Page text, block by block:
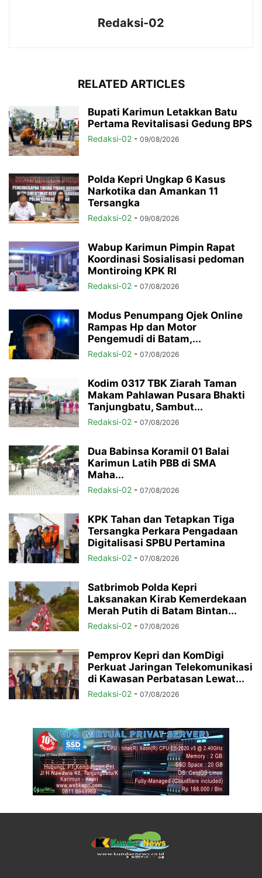
Redaksi-02
RELATED ARTICLES
Bupati Karimun Letakkan Batu
Pertama Revitalisasi Gedung BPS
Redaksi-02 - 09/08/2026
Polda Kepri Ungkap 6 Kasus
Narkotika dan Amankan 11
Tersangka
Redaksi-02 - 09/08/2026
Wabup Karimun Pimpin Rapat
Koordinasi Sosialisasi pedoman
Montiroing KPK RI
Redaksi-02 - 07/08/2026
Modus Penumpang Ojek Online
Rampas Hp dan Motor
Pengemudi di Batam,...
Redaksi-02 - 07/08/2026
Kodim 0317 TBK Ziarah Taman
Makam Pahlawan Pusara Bhakti
Tanjungbatu, Sambut...
Redaksi-02 - 07/08/2026
Dua Babinsa Koramil 01 Balai
Karimun Latih PBB di SMA
Maha...
Redaksi-02 - 07/08/2026
KPK Tahan dan Tetapkan Tiga
Tersangka Perkara Pengadaan
Digitalisasi SPBU Pertamina
Redaksi-02 - 07/08/2026
Satbrimob Polda Kepri
Laksanakan Kirab Kemerdekaan
Merah Putih di Batam Bintan...
Redaksi-02 - 07/08/2026
Pemprov Kepri dan KomDigi
Perkuat Jaringan Telekomunikasi
di Kawasan Perbatasan Lewat...
Redaksi-02 - 07/08/2026